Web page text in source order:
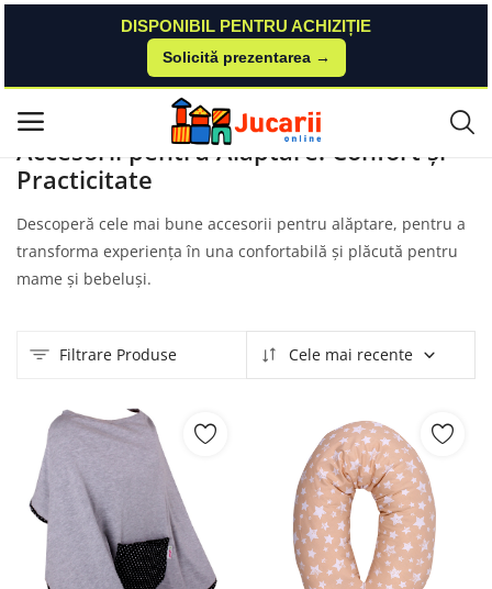
DISPONIBIL PENTRU ACHIZIȚIE
Solicită prezentarea →
Meniu principal
Categorii
Acasă
Contact
Autentificare
Înregistrare
Accesorii Alaptare
Accesorii pentru Alăptare: Confort și
Practicitate
Descoperă cele mai bune accesorii pentru alăptare, pentru a
transforma experiența în una confortabilă și plăcută pentru
mame și bebeluși.
Filtrare Produse Cele mai recente